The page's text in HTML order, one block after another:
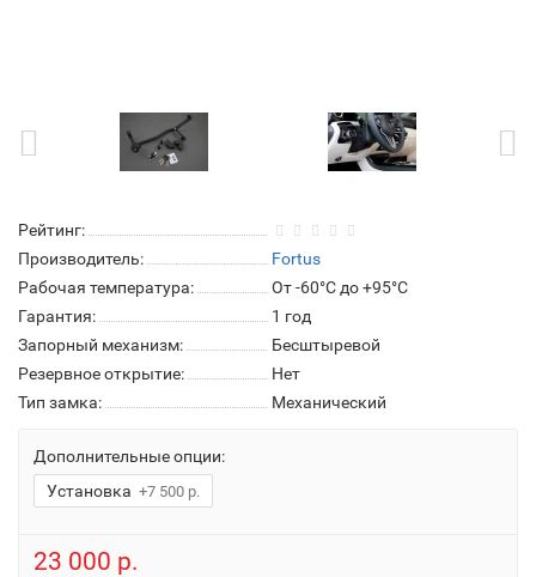
Рейтинг:
Производитель:
Fortus
Рабочая температура:
От -60°C до +95°C
Гарантия:
1 год
Запорный механизм:
Бесштыревой
Резервное открытие:
Нет
Тип замка:
Механический
Дополнительные опции:
Установка +7 500 р.
23 000 р.